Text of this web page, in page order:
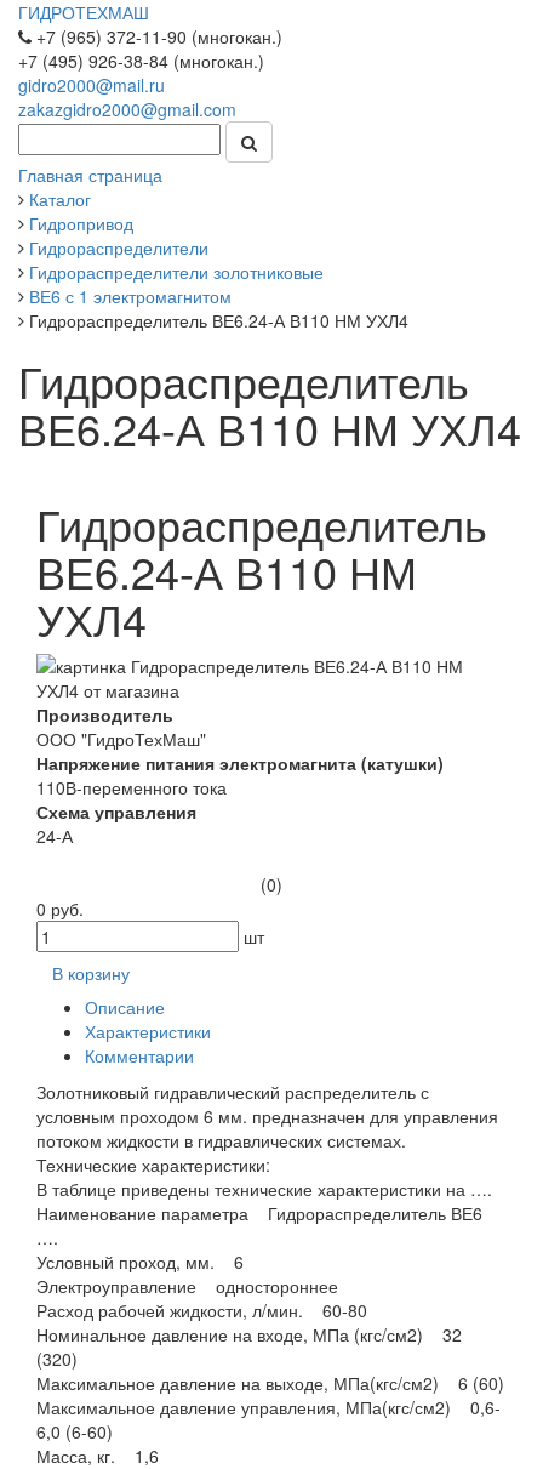
ГИДРОТЕХМАШ
+7 (965) 372-11-90 (многокан.)
+7 (495) 926-38-84 (многокан.)
gidro2000@mail.ru
zakazgidro2000@gmail.com
Главная страница
Каталог
Гидропривод
Гидрораспределители
Гидрораспределители золотниковые
ВЕ6 с 1 электромагнитом
Гидрораспределитель ВЕ6.24-А В110 НМ УХЛ4
Гидрораспределитель
ВЕ6.24-А В110 НМ УХЛ4
Гидрораспределитель
ВЕ6.24-А В110 НМ
УХЛ4
Производитель
ООО "ГидроТехМаш"
Напряжение питания электромагнита (катушки)
110В-переменного тока
Схема управления
24-А
(0)
0 руб.
шт
В корзину
Описание
Характеристики
Комментарии
Золотниковый гидравлический распределитель с
условным проходом 6 мм. предназначен для управления
потоком жидкости в гидравлических системах.
Технические характеристики:
В таблице приведены технические характеристики на ….
Наименование параметра Гидрораспределитель ВЕ6
….
Условный проход, мм. 6
Электроуправление одностороннее
Расход рабочей жидкости, л/мин. 60-80
Номинальное давление на входе, МПа (кгс/см2) 32
(320)
Максимальное давление на выходе, МПа(кгс/см2) 6 (60)
Максимальное давление управления, МПа(кгс/см2) 0,6-
6,0 (6-60)
Масса, кг. 1,6